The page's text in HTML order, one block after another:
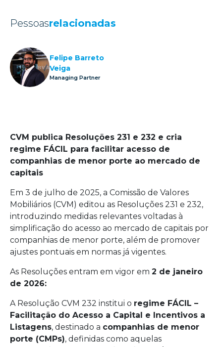
Pessoasrelacionadas
Felipe Barreto
Veiga
Managing Partner
CVM publica Resoluções 231 e 232 e cria
regime FÁCIL para facilitar acesso de
companhias de menor porte ao mercado de
capitais
Em 3 de julho de 2025, a Comissão de Valores
Mobiliários (CVM) editou as Resoluções 231 e 232,
introduzindo medidas relevantes voltadas à
simplificação do acesso ao mercado de capitais por
companhias de menor porte, além de promover
ajustes pontuais em normas já vigentes.
As Resoluções entram em vigor em 2 de janeiro
de 2026:
A Resolução CVM 232 institui o regime FÁCIL –
Facilitação do Acesso a Capital e Incentivos a
Listagens, destinado a companhias de menor
porte (CMPs), definidas como aquelas